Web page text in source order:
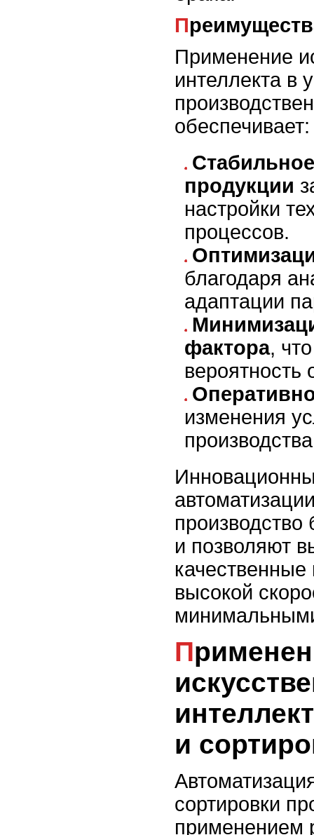
Применение
интеллекта в
обеспечивает:
продукции
настройки
процессов.
благодаря
адаптации
фактора,
вероятность
изменения
и позволяют
высокой
Применение роботов с
и
сортировки
применением